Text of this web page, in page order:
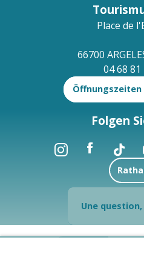
Une
Place de
66700
04 68 81
Folgen